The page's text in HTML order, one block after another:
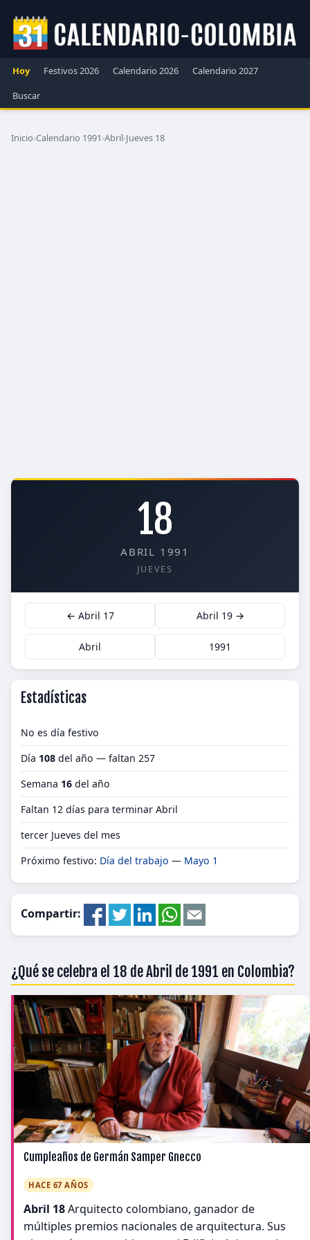
Hoy Festivos 2026 Calendario 2026
Calendario 2027
Buscar
Inicio›Calendario 1991›Abril›Jueves 18
18
ABRIL 1991
JUEVES
← Abril 17 Abril 19 →
Abril 1991
Estadísticas
No es día festivo
Día 108 del año — faltan 257
Semana 16 del año
Faltan 12 días para terminar Abril
tercer Jueves del mes
Próximo festivo: Día del trabajo — Mayo 1
Compartir:
¿Qué se celebra el 18 de Abril de 1991 en Colombia?
Cumpleaños de Germán Samper Gnecco
HACE 67 AÑOS
Abril 18Arquitecto colombiano, ganador de
múltiples premios nacionales de arquitectura. Sus